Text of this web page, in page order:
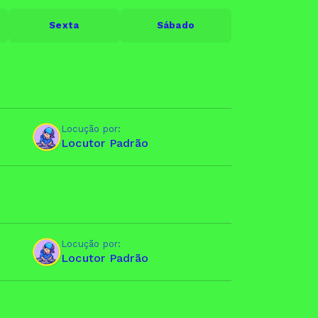
Sexta Sábado
Locução por:
Locutor Padrão
Locução por:
Locutor Padrão